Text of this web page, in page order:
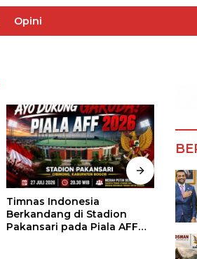
Opini
Timnas Indonesia
Berkandang di Stadion
Pakansari pada Piala AFF
di